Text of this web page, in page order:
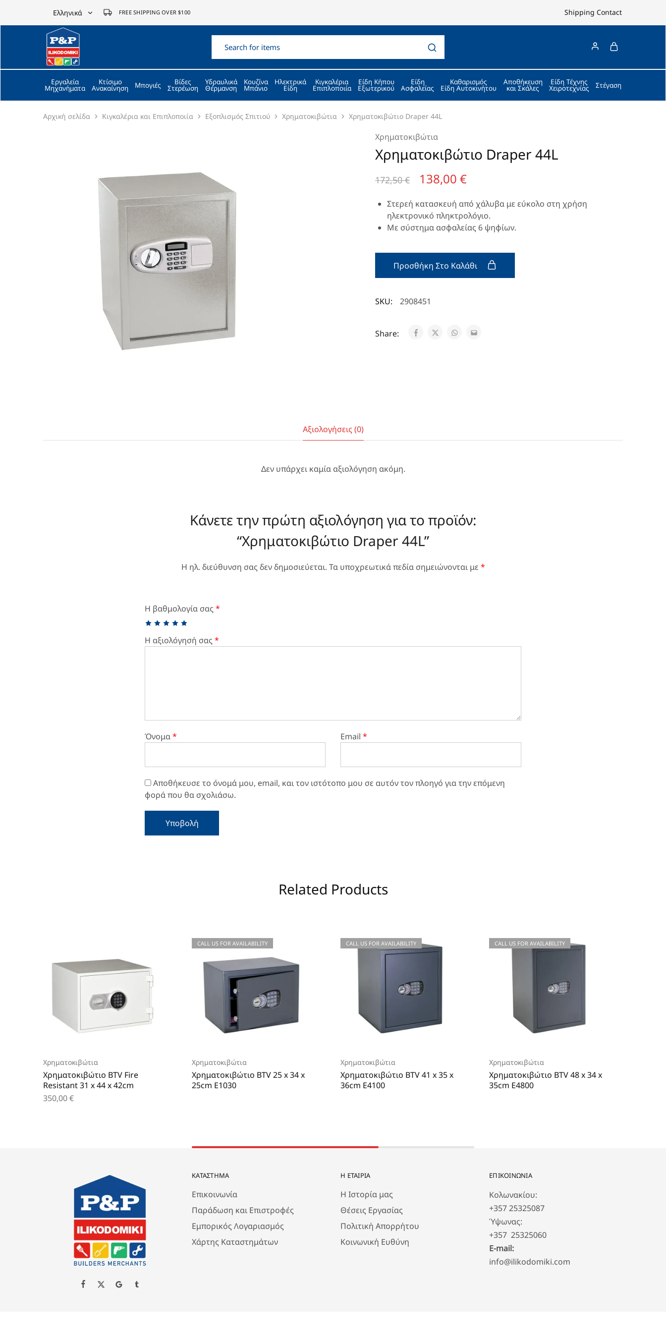
Ελληνικά
Ελληνικά
English
FREE SHIPPING OVER $100 Shipping Contact
P&P
ilikodomiki
LTD
Εργαλεία
Μηχανήματα
Κτίσιμο
Ανακαίνηση Μπογιές Βίδες
Στερέωση
Υδραυλικά
Θέρμανση
Κουζίνα
Μπάνιο
Ηλεκτρικά
Είδη
Κιγκαλέρια
Επιπλοποιία
Είδη Κήπου
Εξωτερικού
Είδη
Ασφαλείας
Καθαρισμός
Είδη Αυτοκινήτου
Αποθήκευση
και Σκάλες
Είδη Τέχνης
Χειροτεχνίας Στέγαση
Αρχική σελίδα Κιγκαλέρια και Επιπλοποιία Εξοπλισμός Σπιτιού Χρηματοκιβώτια Χρηματοκιβώτιο Draper 44L
Χρηματοκιβώτια
Χρηματοκιβώτιο Draper 44L
172,50€ 138,00 €
Στερεή κατασκευή από χάλυβα με εύκολο στη χρήση
ηλεκτρονικό πληκτρολόγιο.
Με σύστημα ασφαλείας 6 ψηφίων.
Προσθήκη Στο Καλάθι
SKU: 2908451
Share:
Αξιολογήσεις (0)
Δεν υπάρχει καμία αξιολόγηση ακόμη.
Κάνετε την πρώτη αξιολόγηση για το προϊόν:
“Χρηματοκιβώτιο Draper 44L”
Η ηλ. διεύθυνση σας δεν δημοσιεύεται. Τα υποχρεωτικά πεδία σημειώνονται με *
Η βαθμολογία σας *
Η αξιολόγησή σας *
Όνομα* Email *
Αποθήκευσε το όνομά μου, email, και τον ιστότοπο μου σε αυτόν τον πλοηγό για την επόμενη
φορά που θα σχολιάσω.
Related Products
Χρηματοκιβώτια
Χρηματοκιβώτιο BTV Fire
Resistant 31 x 44 x 42cm
350,00€
CALL US FOR AVAILABILITY
Χρηματοκιβώτια
Χρηματοκιβώτιο BTV 25 x 34 x
25cm E1030
CALL US FOR AVAILABILITY
Χρηματοκιβώτια
Χρηματοκιβώτιο BTV 41 x 35 x
36cm E4100
CALL US FOR AVAILABILITY
Χρηματοκιβώτια
Χρηματοκιβώτιο BTV 48 x 34 x
35cm E4800
ΚΑΤΆΣΤΗΜΑ
Επικοινωνία
Παράδωση και Επιστροφές
Εμπορικός Λογαριασμός
Χάρτης Καταστημάτων
Η ΕΤΑΙΡΊΑ
Η Ιστορία μας
Θέσεις Εργασίας
Πολιτική Απορρήτου
Κοινωνική Ευθύνη
ΕΠΙΚΟΙΝΩΝΙΑ
Κολωνακίου:
+357 25325087
Ύψωνας:
+357 25325060
E-mail:
info@ilikodomiki.com